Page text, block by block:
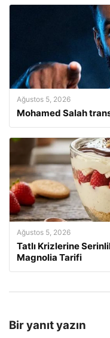
Ağustos 5, 2026
Mohamed Salah
Ağustos 5, 2026
Tatlı Krizlerine
Magnolia Tarifi
Bir yanıt yazın